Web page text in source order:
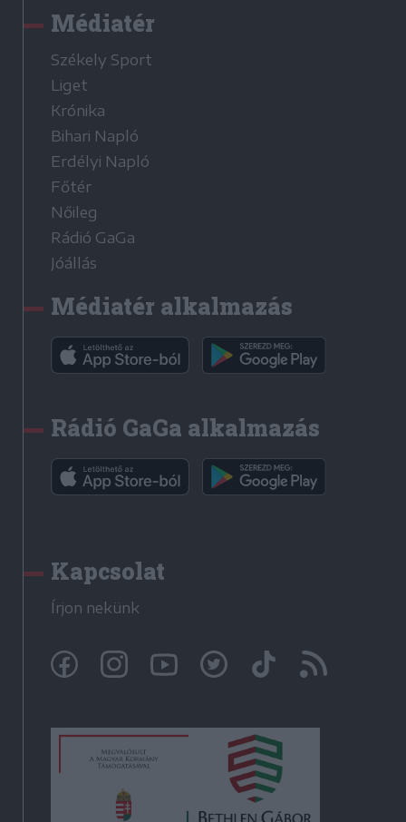
Médiatér
Székely Sport
Liget
Krónika
Bihari Napló
Erdélyi Napló
Főtér
Nőileg
Rádió GaGa
Jóállás
Médiatér alkalmazás
Rádió GaGa alkalmazás
Kapcsolat
Írjon nekünk